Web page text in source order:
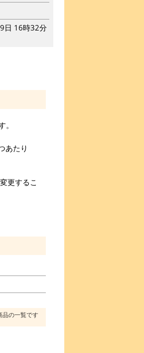
日 16時32分
あたり
更するこ
品の一覧です